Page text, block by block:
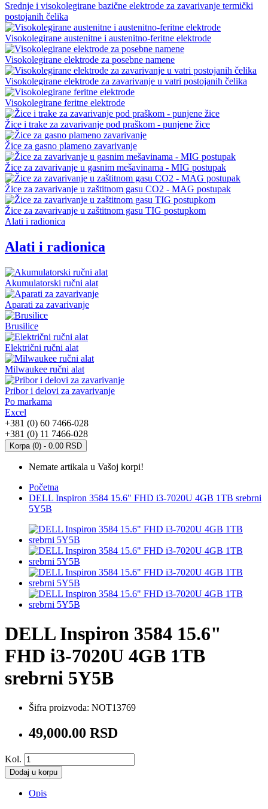
Srednje i visokolegirane bazične elektrode za zavarivanje termički
postojanih čelika
Visokolegirane austenitne i austenitno-feritne elektrode
Visokolegirane elektrode za posebne namene
Visokolegirane elektrode za zavarivanje u vatri postojanih čelika
Visokolegirane feritne elektrode
Žice i trake za zavarivanje pod praškom - punjene žice
Žice za gasno plameno zavarivanje
Žice za zavarivanje u gasnim mešavinama - MIG postupak
Žice za zavarivanje u zaštitnom gasu CO2 - MAG postupak
Žice za zavarivanje u zaštitnom gasu TIG postupkom
Alati i radionica
Alati i radionica
Akumulatorski ručni alat
Aparati za zavarivanje
Brusilice
Električni ručni alat
Milwaukee ručni alat
Pribor i delovi za zavarivanje
Po markama
Excel
+381 (0) 60 7466-028
+381 (0) 11 7466-028
Korpa (0) - 0.00 RSD
Nemate artikala u Vašoj korpi!
Početna
DELL Inspiron 3584 15.6" FHD i3-7020U 4GB 1TB srebrni
5Y5B
DELL Inspiron 3584 15.6"
FHD i3-7020U 4GB 1TB
srebrni 5Y5B
Šifra proizvoda: NOT13769
49,000.00 RSD
Kol.
Dodaj u korpu
Opis